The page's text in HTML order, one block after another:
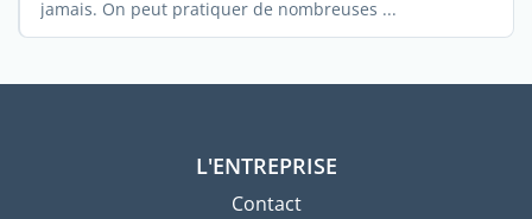
jamais. On peut pratiquer de nombreuses ...
L'ENTREPRISE
Contact